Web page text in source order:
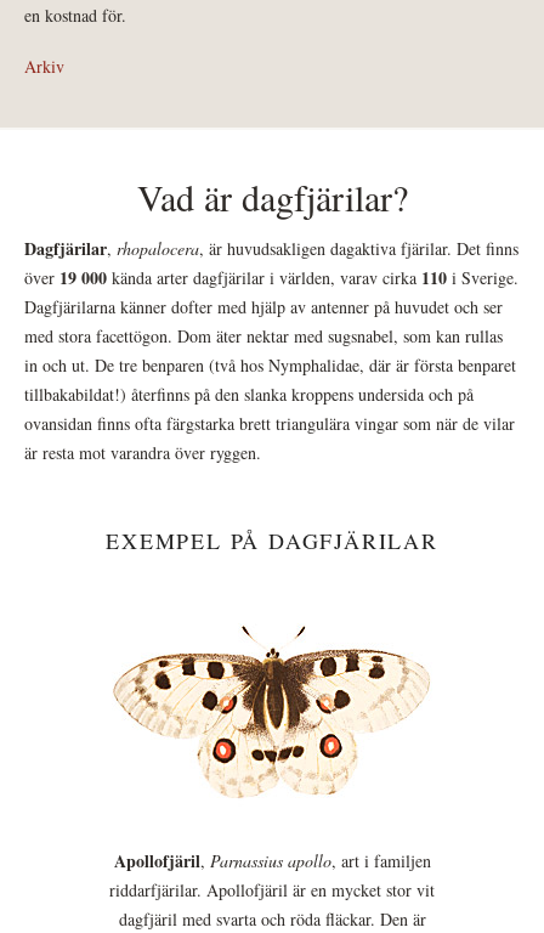
en kostnad för.
Arkiv
Vad är dagfjärilar?
Dagfjärilar, rhopalocera, är huvudsakligen dagaktiva fjärilar. Det finns
över 19 000 kända arter dagfjärilar i världen, varav cirka 110 i Sverige.
Dagfjärilarna känner dofter med hjälp av antenner på huvudet och ser
med stora facettögon. Dom äter nektar med sugsnabel, som kan rullas
in och ut. De tre benparen (två hos Nymphalidae, där är första benparet
tillbakabildat!) återfinns på den slanka kroppens undersida och på
ovansidan finns ofta färgstarka brett triangulära vingar som när de vilar
är resta mot varandra över ryggen.
EXEMPEL PÅ DAGFJÄRILAR
Apollofjäril, Parnassius apollo, art i familjen
riddarfjärilar. Apollofjäril är en mycket stor vit
dagfjäril med svarta och röda fläckar. Den är